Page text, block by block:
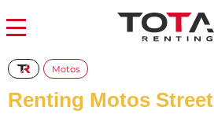
Renting Motos Street
Motos